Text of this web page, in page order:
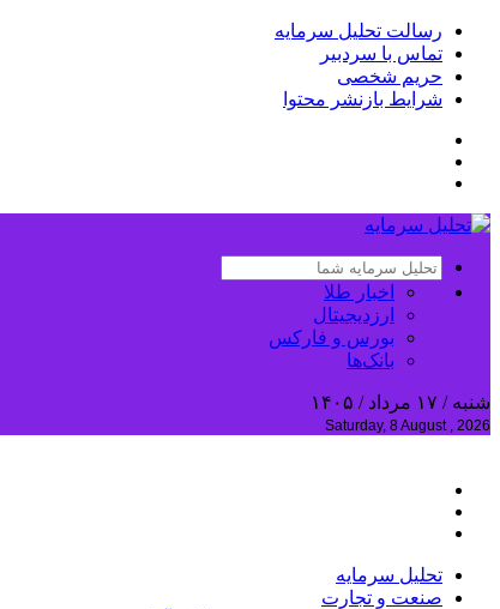
رسالت تحلیل سرمایه
تماس با سردبیر
حریم شخصی
شرایط بازنشر محتوا
اخبار طلا
ارزدیجیتال
بورس و فارکس
بانک‌ها
شنبه / ۱۷ مرداد / ۱۴۰۵
Saturday, 8 August , 2026
تحلیل‌ سرمایه
صنعت و تجارت